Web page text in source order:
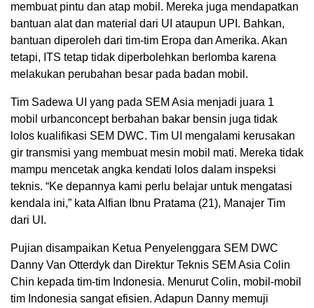
membuat pintu dan atap mobil. Mereka juga mendapatkan
bantuan alat dan material dari UI ataupun UPI. Bahkan,
bantuan diperoleh dari tim-tim Eropa dan Amerika. Akan
tetapi, ITS tetap tidak diperbolehkan berlomba karena
melakukan perubahan besar pada badan mobil.
Tim Sadewa UI yang pada SEM Asia menjadi juara 1
mobil urbanconcept berbahan bakar bensin juga tidak
lolos kualifikasi SEM DWC. Tim UI mengalami kerusakan
gir transmisi yang membuat mesin mobil mati. Mereka tidak
mampu mencetak angka kendati lolos dalam inspeksi
teknis. “Ke depannya kami perlu belajar untuk mengatasi
kendala ini,” kata Alfian Ibnu Pratama (21), Manajer Tim
dari UI.
Pujian disampaikan Ketua Penyelenggara SEM DWC
Danny Van Otterdyk dan Direktur Teknis SEM Asia Colin
Chin kepada tim-tim Indonesia. Menurut Colin, mobil-mobil
tim Indonesia sangat efisien. Adapun Danny memuji